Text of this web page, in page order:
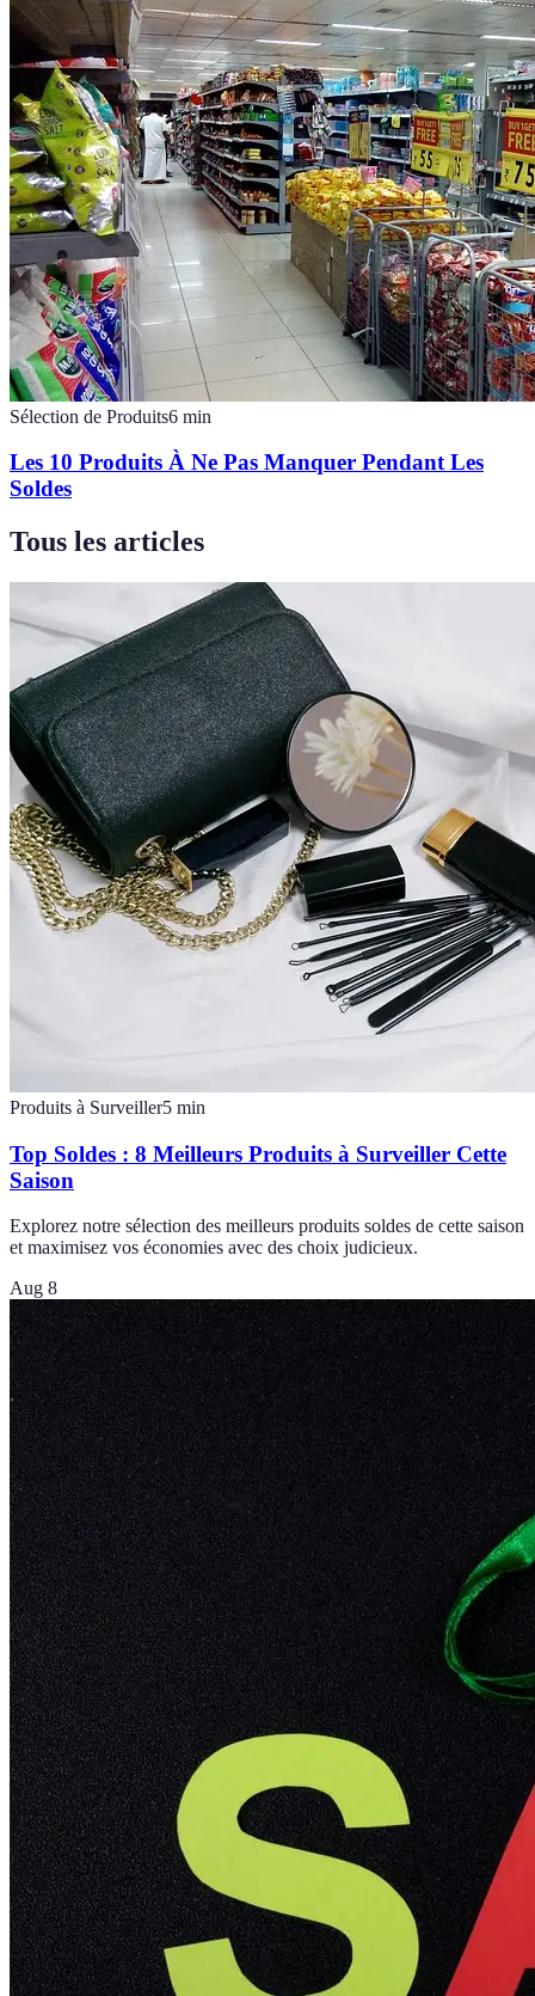
Sélection de Produits6 min
Les 10 Produits À Ne Pas Manquer Pendant Les
Soldes
Tous les articles
Produits à Surveiller5 min
Top Soldes : 8 Meilleurs Produits à Surveiller Cette
Saison
Explorez notre sélection des meilleurs produits soldes de cette saison
et maximisez vos économies avec des choix judicieux.
Aug 8